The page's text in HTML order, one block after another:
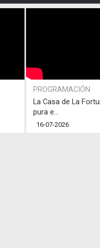
PROGRAMACIÓN
La Casa de La
pura e...
16-07-2026